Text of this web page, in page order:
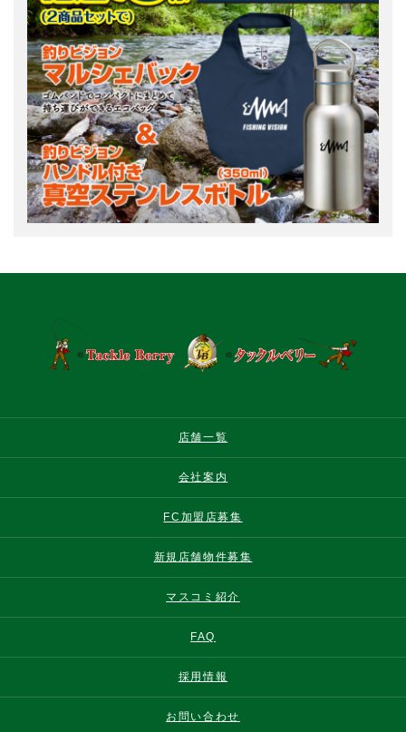
店舗一覧
会社案内
FC加盟店募集
新規店舗物件募集
マスコミ紹介
FAQ
採用情報
お問い合わせ